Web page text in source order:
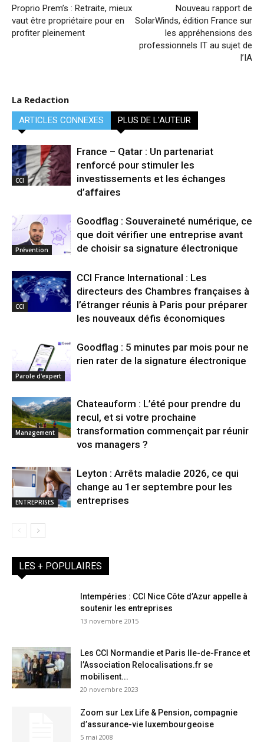
Proprio Prem’s : Retraite, mieux
vaut être propriétaire pour en
profiter pleinement
Nouveau rapport de
SolarWinds, édition France sur
les appréhensions des
professionnels IT au sujet de
l’IA
La Redaction
ARTICLES CONNEXES PLUS DE L'AUTEUR
CCI
France – Qatar : Un partenariat
renforcé pour stimuler les
investissements et les échanges
d’affaires
Prévention
Goodflag : Souveraineté numérique, ce
que doit vérifier une entreprise avant
de choisir sa signature électronique
CCI
CCI France International : Les
directeurs des Chambres françaises à
l’étranger réunis à Paris pour préparer
les nouveaux défis économiques
Parole d'expert
Goodflag : 5 minutes par mois pour ne
rien rater de la signature électronique
Management
Chateauform : L’été pour prendre du
recul, et si votre prochaine
transformation commençait par réunir
vos managers ?
ENTREPRISES
Leyton : Arrêts maladie 2026, ce qui
change au 1er septembre pour les
entreprises
LES + POPULAIRES
Intempéries : CCI Nice Côte d’Azur appelle à
soutenir les entreprises
13 novembre 2015
Les CCI Normandie et Paris Ile-de-France et
l’Association Relocalisations.fr se
mobilisent...
20 novembre 2023
Zoom sur Lex Life & Pension, compagnie
d’assurance-vie luxembourgeoise
5 mai 2008